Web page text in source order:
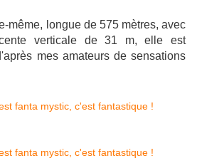
même, longue de 575 mètres, avec
verticale de 31 m, elle est
mes amateurs de sensations